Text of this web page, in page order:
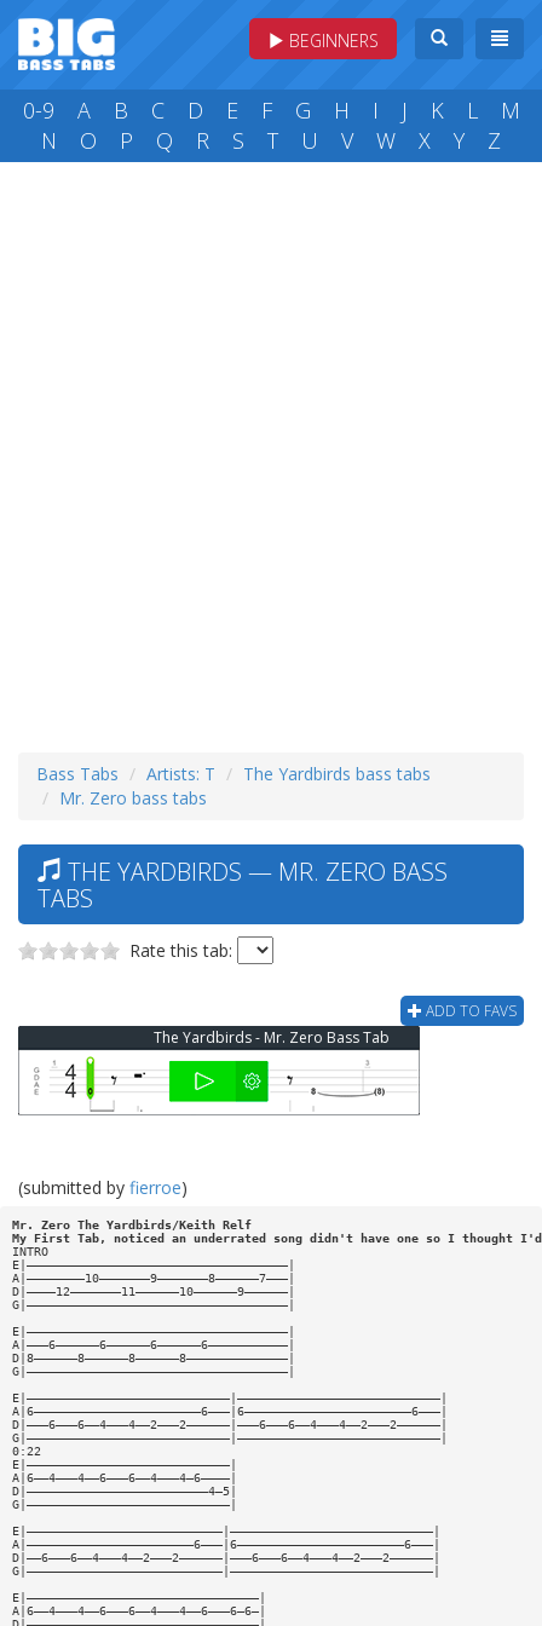
BEGINNERS
0-9 A B C D E F G H I J K L
M
N
O P Q R S T U V W X Y Z
Bass Tabs Artists: T
The Yardbirds bass tabs
Mr. Zero bass tabs
THE YARDBIRDS — MR. ZERO BASS
TABS
Rate this tab:
ADD TO FAVS
The Yardbirds - Mr. Zero Bass Tab
(submitted by fierroe)
Mr. Zero The Yardbirds/Keith Relf
My First Tab, noticed an underrated song didn't have one so I thought
INTRO
E|————————————————————————————————————|
A|————————10———————9———————8——————7———|
D|————12———————11——————10——————9——————|
G|————————————————————————————————————|
E|————————————————————————————————————|
A|———6——————6——————6——————6———————————|
D|8——————8——————8——————8——————————————|
G|————————————————————————————————————|
E|————————————————————————————|————————————————————————————|
A|6———————————————————————6———|6———————————————————————6———|
D|———6———6——4———4——2———2——————|———6———6——4———4——2———2——————|
G|————————————————————————————|————————————————————————————|
0:22
E|————————————————————————————|
A|6——4———4——6———6——4———4—6————|
D|—————————————————————————4—5|
G|————————————————————————————|
E|———————————————————————————|————————————————————————————|
A|———————————————————————6———|6———————————————————————6———|
D|——6———6——4———4——2———2——————|———6———6——4———4——2———2——————|
G|———————————————————————————|————————————————————————————|
E|————————————————————————————————|
A|6——4———4——6———6——4———4——6———6—6—|